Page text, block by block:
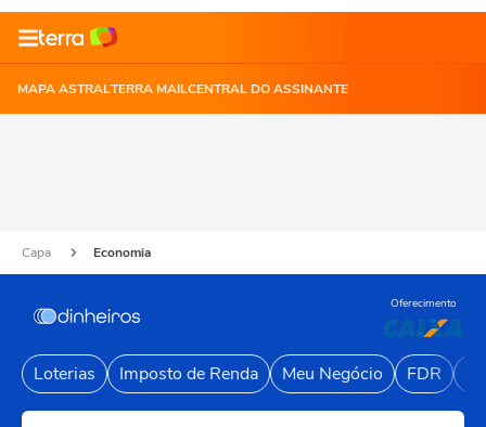
MAPA ASTRALTERRA MAILCENTRAL DO ASSINANTE
Capa Economia
Oferecimento
Loterias Imposto de Renda Meu Negócio FDR